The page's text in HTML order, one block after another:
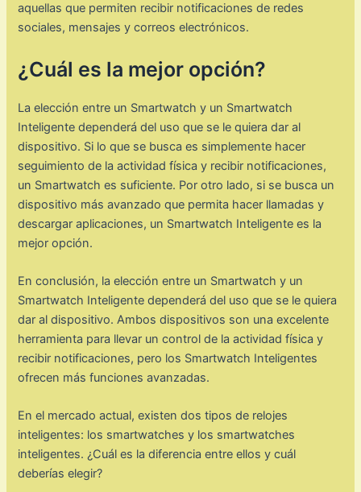
aquellas que permiten recibir notificaciones de redes
sociales, mensajes y correos electrónicos.
¿Cuál es la mejor opción?
La elección entre un Smartwatch y un Smartwatch
Inteligente dependerá del uso que se le quiera dar al
dispositivo. Si lo que se busca es simplemente hacer
seguimiento de la actividad física y recibir notificaciones,
un Smartwatch es suficiente. Por otro lado, si se busca un
dispositivo más avanzado que permita hacer llamadas y
descargar aplicaciones, un Smartwatch Inteligente es la
mejor opción.
En conclusión, la elección entre un Smartwatch y un
Smartwatch Inteligente dependerá del uso que se le quiera
dar al dispositivo. Ambos dispositivos son una excelente
herramienta para llevar un control de la actividad física y
recibir notificaciones, pero los Smartwatch Inteligentes
ofrecen más funciones avanzadas.
En el mercado actual, existen dos tipos de relojes
inteligentes: los smartwatches y los smartwatches
inteligentes. ¿Cuál es la diferencia entre ellos y cuál
deberías elegir?